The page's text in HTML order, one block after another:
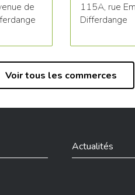
de
115A, rue
Differdange
Voir tous les commerces
Actualités